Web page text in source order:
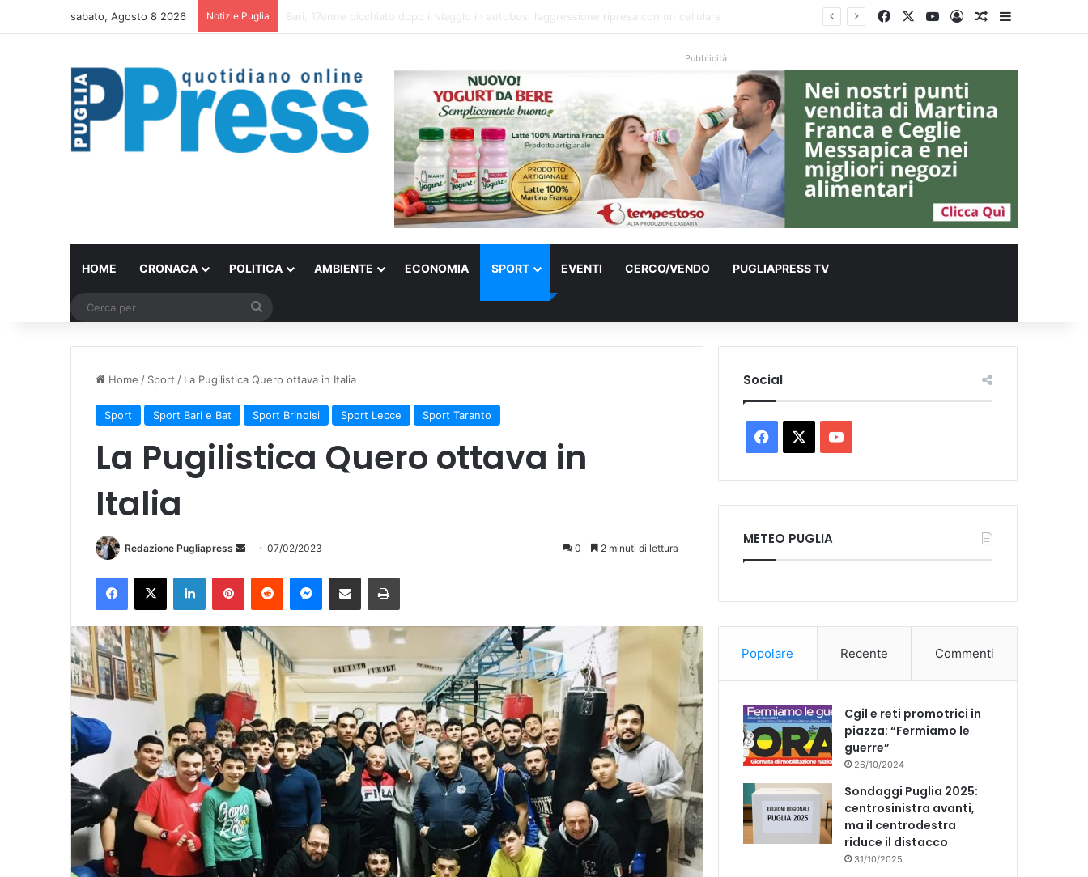
sabato, Agosto 8 2026 Notizie Puglia Un set internazionale arriva sulla costa di Mattinata: scattano i divieti alla Baia dei Faraglioni FacebookYou Tube
AccediUn articolo a
Barra
Pubblicità
HOME CRONACA POLITICA AMBIENTE ECONOMIA SPORT EVENTI CERCO/VENDO PUGLIAPRESS TV
Home / Sport / La Pugilistica Quero ottava in Italia
Sport Sport Bari e Bat Sport Brindisi Sport Lecce Sport Taranto
La Pugilistica Quero ottava in
Italia
Redazione Pugliapress
Invia 07/02/2023 0 2 minuti di lettura
Facebook
X LinkedInPinterestReddit Messenger
Condividi via mail Stampa
Social
Facebook You
METEO PUGLIA
Popolare Recente Commenti
Cgil e reti promotrici in
piazza: “Fermiamo le
guerre”
26/10/2024
Sondaggi Puglia 2025:
centrosinistra avanti,
ma il centrodestra
riduce il distacco
31/10/2025